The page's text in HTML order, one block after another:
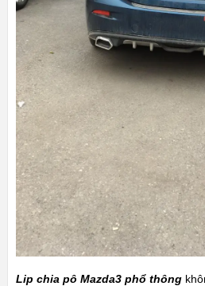
Lip chia pô Mazda3 phổ thông